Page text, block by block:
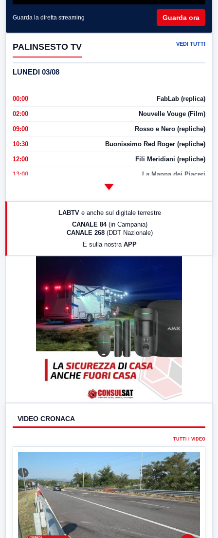
Guarda la diretta streaming Guarda ora
PALINSESTO TV VEDI TUTTI
LUNEDI 03/08
00:00 FabLab (replica)
02:00 Nouvelle Vouge (Film)
09:00 Rosso e Nero (repliche)
10:30 Buonissimo Red Roger (repliche)
12:00 Fili Meridiani (repliche)
13:00 La Mappa dei Piaceri
LABTV e anche sul digitale terrestre
CANALE 84 (in Campania)
CANALE 268 (DDT Nazionale)
E sulla nostra APP
VIDEO CRONACA
TUTTI I VIDEO